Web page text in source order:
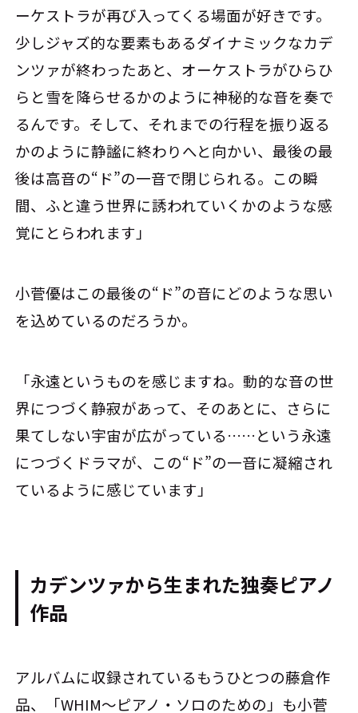
ーケストラが再び入ってくる場面が好きです。
少しジャズ的な要素もあるダイナミックなカデ
ンツァが終わったあと、オーケストラがひらひ
らと雪を降らせるかのように神秘的な音を奏で
るんです。そして、それまでの行程を振り返る
かのように静謐に終わりへと向かい、最後の最
後は高音の“ド”の一音で閉じられる。この瞬
間、ふと違う世界に誘われていくかのような感
覚にとらわれます」
小菅優はこの最後の“ド”の音にどのような思い
を込めているのだろうか。
「永遠というものを感じますね。動的な音の世
界につづく静寂があって、そのあとに、さらに
果てしない宇宙が広がっている……という永遠
につづくドラマが、この“ド”の一音に凝縮され
ているように感じています」
カデンツァから生まれた独奏ピアノ
作品
アルバムに収録されているもうひとつの藤倉作
品、「WHIM～ピアノ・ソロのための」も小菅